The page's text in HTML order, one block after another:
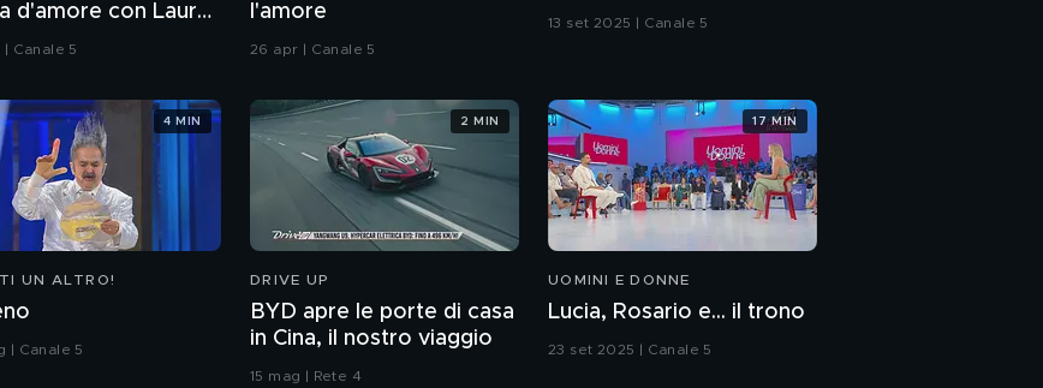
d'amore con Laura
| Canale 5
l'amore
26 apr | Canale 5
13 set 2025 | Canale 5
UN ALTRO!
| Canale 5
4 MIN
DRIVE UP
BYD apre le porte di casa
in Cina, il nostro viaggio
15 mag | Rete 4
2 MIN
UOMINI E DONNE
Lucia, Rosario e... il trono
23 set 2025 | Canale 5
17 MIN